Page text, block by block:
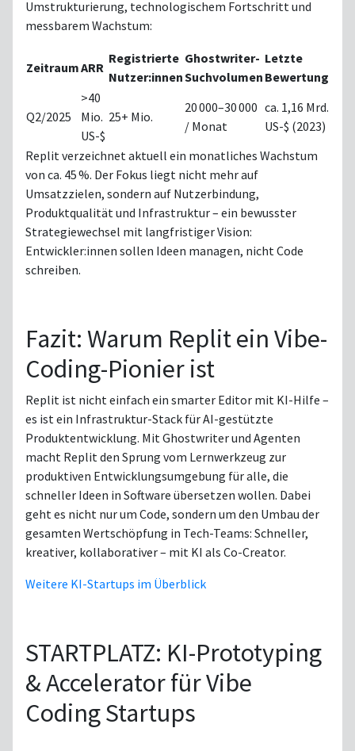
Umstrukturierung, technologischem Fortschritt und
messbarem Wachstum:
ZeitraumARR
Registrierte
Nutzer:innen
Ghostwriter-
Suchvolumen
Letzte
Bewertung
Q2/2025
>40
Mio.
US-$
25+ Mio.
20 000–30 000
/ Monat
ca. 1,16 Mrd.
US-$ (2023)
Replit verzeichnet aktuell ein monatliches Wachstum
von ca. 45 %. Der Fokus liegt nicht mehr auf
Umsatzzielen, sondern auf Nutzerbindung,
Produktqualität und Infrastruktur – ein bewusster
Strategiewechsel mit langfristiger Vision:
Entwickler:innen sollen Ideen managen, nicht Code
schreiben.
Fazit: Warum Replit ein Vibe-
Coding-Pionier ist
Replit ist nicht einfach ein smarter Editor mit KI-Hilfe –
es ist ein Infrastruktur-Stack für AI-gestützte
Produktentwicklung. Mit Ghostwriter und Agenten
macht Replit den Sprung vom Lernwerkzeug zur
produktiven Entwicklungsumgebung für alle, die
schneller Ideen in Software übersetzen wollen. Dabei
geht es nicht nur um Code, sondern um den Umbau der
gesamten Wertschöpfung in Tech-Teams: Schneller,
kreativer, kollaborativer – mit KI als Co-Creator.
Weitere KI-Startups im Überblick
STARTPLATZ: KI-Prototyping
& Accelerator für Vibe
Coding Startups